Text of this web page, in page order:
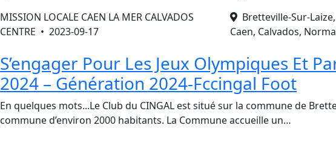
MISSION LOCALE CAEN LA MER CALVADOS
CENTRE • 2023-09-17
Bretteville-Sur-
Caen, Calvados,
S’engager Pour Les Jeux Olympiques Et
2024 – Génération 2024-Fccingal Foot
En quelques mots...Le Club du CINGAL est situé sur la commune de
commune d’environ 2000 habitants. La Commune accueille un…